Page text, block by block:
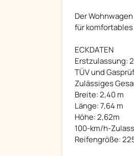
Der
für
ECKDATEN
Erstzulassung:
TÜV und
Zulässiges
Breite: 2,40 m
Länge: 7,64 m
Höhe: 2,62m
100-km/h-
Reifengröße: